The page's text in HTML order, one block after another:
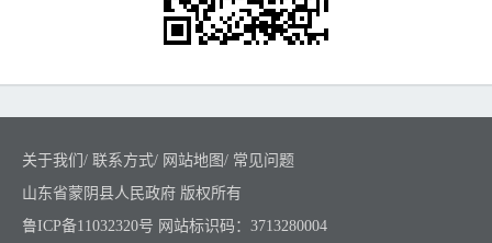
关于我们 / 联系方式/ 网站地图/ 常见问题
山东省蒙阴县人民政府 版权所有
鲁ICP备11032320号 网站标识码：3713280004